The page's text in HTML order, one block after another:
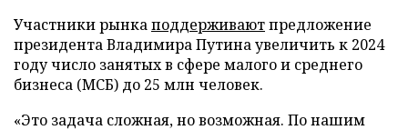
Участники рынкаподдерживаютпредложение
президента Владимира Путина увеличить к 2024
году число занятых в сфере малого и среднего
бизнеса (МСБ) до 25 млн человек.
«Это задача сложная, но возможная. По нашим